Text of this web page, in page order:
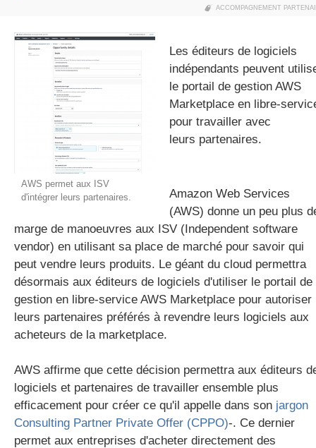
gratuite
ACCOMPAGNEMENT
AWS permet aux ISV
d'intégrer leurs partenaires.
Les éditeurs de logiciels
indépendants peuvent
le portail de gestion AWS
Marketplace en libre-
pour travailler avec
leurs partenaires.
Amazon Web Services
(AWS) donne un peu plus
marge de manoeuvres aux ISV (Independent software
vendor) en utilisant sa place de marché pour savoir qui
peut vendre leurs produits. Le géant du cloud permettra
désormais aux éditeurs de logiciels d'utiliser le portail de
gestion en libre-service AWS Marketplace pour autoriser
leurs partenaires préférés à revendre leurs logiciels aux
acheteurs de la marketplace.
AWS affirme que cette décision permettra aux éditeurs
logiciels et partenaires de travailler ensemble plus
efficacement pour créer ce qu'il appelle dans son jargon
Consulting Partner Private Offer (CPPO)-. Ce dernier
permet aux entreprises d'acheter directement des